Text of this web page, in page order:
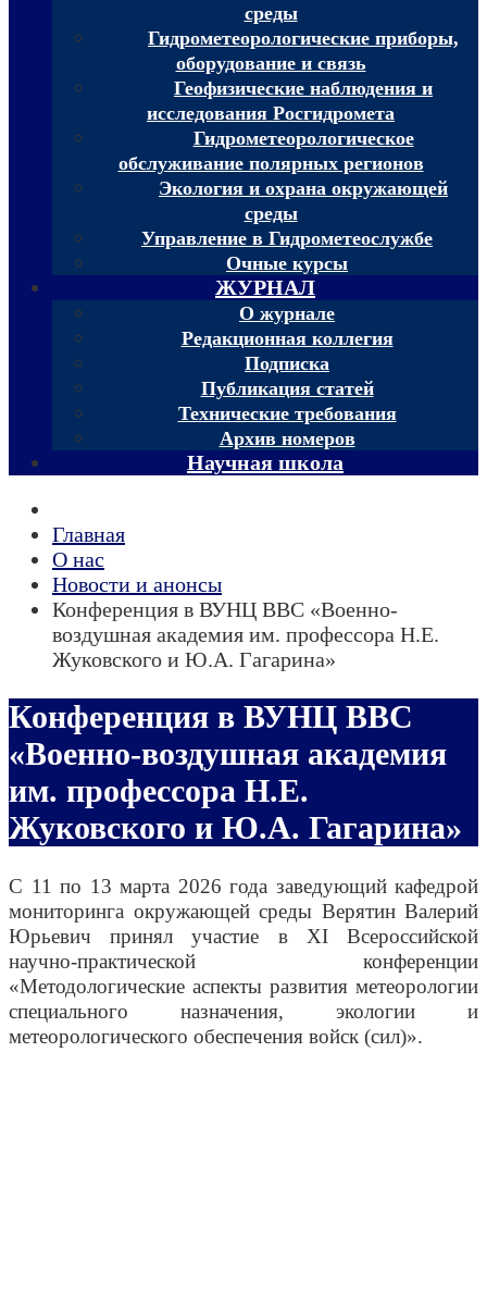
среды
Гидрометеорологические приборы,
оборудование и связь
Геофизические наблюдения и
исследования Росгидромета
Гидрометеорологическое
обслуживание полярных регионов
Экология и охрана окружающей
среды
Управление в Гидрометеослужбе
Очные курсы
ЖУРНАЛ
О журнале
Редакционная коллегия
Подписка
Публикация статей
Технические требования
Архив номеров
Научная школа
Главная
О нас
Новости и анонсы
Конференция в ВУНЦ ВВС «Военно-
воздушная академия им. профессора Н.Е.
Жуковского и Ю.А. Гагарина»
Конференция в ВУНЦ ВВС
«Военно-воздушная академия
им. профессора Н.Е.
Жуковского и Ю.А. Гагарина»
С 11 по 13 марта 2026 года заведующий кафедрой
мониторинга окружающей среды Верятин Валерий
Юрьевич принял участие в XI Всероссийской
научно-практической конференции
«Методологические аспекты развития метеорологии
специального назначения, экологии и
метеорологического обеспечения войск (сил)».